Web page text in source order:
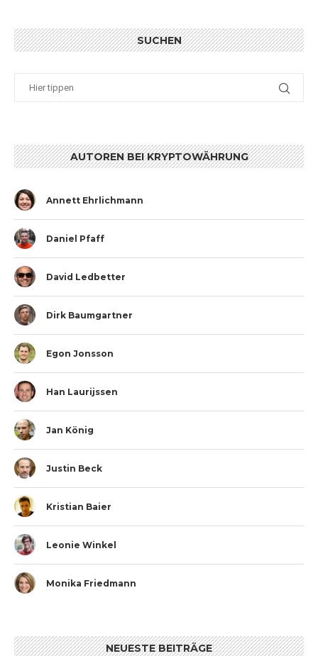
SUCHEN
AUTOREN BEI KRYPTOWÄHRUNG
Annett Ehrlichmann
Daniel Pfaff
David Ledbetter
Dirk Baumgartner
Egon Jonsson
Han Laurijssen
Jan König
Justin Beck
Kristian Baier
Leonie Winkel
Monika Friedmann
NEUESTE BEITRÄGE